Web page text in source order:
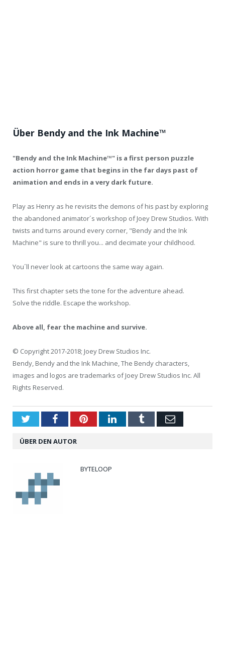
Über Bendy and the Ink Machine™
"Bendy and the Ink Machine™" is a first person puzzle
action horror game that begins in the far days past of
animation and ends in a very dark future.
Play as Henry as he revisits the demons of his past by exploring
the abandoned animator´s workshop of Joey Drew Studios. With
twists and turns around every corner, "Bendy and the Ink
Machine" is sure to thrill you... and decimate your childhood.
You´ll never look at cartoons the same way again.
This first chapter sets the tone for the adventure ahead.
Solve the riddle. Escape the workshop.
Above all, fear the machine and survive.
© Copyright 2017-2018; Joey Drew Studios Inc.
Bendy, Bendy and the Ink Machine, The Bendy characters,
images and logos are trademarks of Joey Drew Studios Inc. All
Rights Reserved.
TwitterFacebookPinterestLinkedInTumblrEmail
ÜBER DEN AUTOR
BYTELOOP